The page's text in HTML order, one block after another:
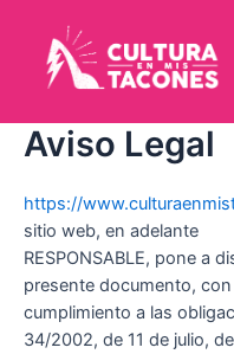
contenido
Aviso Legal
https://
sitio web, en adelante
RESPONSABLE, pone a
presente documento,
cumplimiento a las
34/2002, de 11 de julio,